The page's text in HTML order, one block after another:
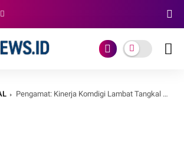
Pengamat: Kinerja Komdigi Lambat Tangkal Disinformasi, Presiden Perlu Evaluasi Menkomdigi